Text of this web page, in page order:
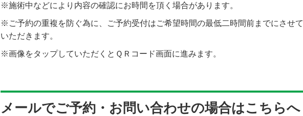
※施術中などにより内容の確認にお時間を頂く場合があります。
※ご予約の重複を防ぐ為に、ご予約受付はご希望時間の最低二時間前までにさせて
いただきます。
※画像をタップしていただくとＱＲコード画面に進みます。
メールでご予約・お問い合わせの場合はこちらへ